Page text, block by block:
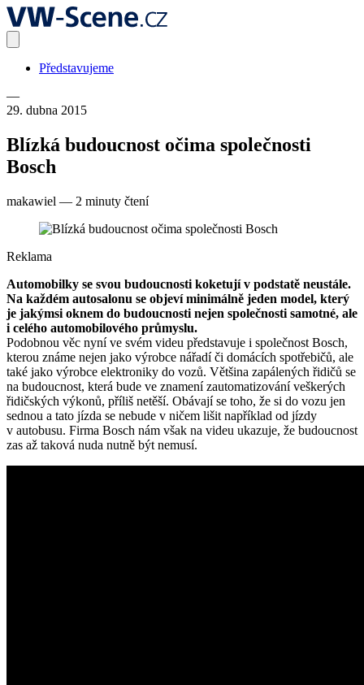
Představujeme
—
29. dubna 2015
Blízká budoucnost očima společnosti
Bosch
makawiel — 2 minuty čtení
Reklama
Automobilky se svou budoucnosti koketují v podstatě neustále.
Na každém autosalonu se objeví minimálně jeden model, který
je jakýmsi oknem do budoucnosti nejen společnosti samotné, ale
i celého automobilového průmyslu.
Podobnou věc nyní ve svém videu představuje i společnost Bosch,
kterou známe nejen jako výrobce nářadí či domácích spotřebičů, ale
také jako výrobce elektroniky do vozů. Většina zapálených řidičů se
na budoucnost, která bude ve znamení zautomatizování veškerých
řidičských výkonů, příliš netěší. Obávají se toho, že si do vozu jen
sednou a tato jízda se nebude v ničem lišit například od jízdy
v autobusu. Firma Bosch nám však na videu ukazuje, že budoucnost
zas až taková nuda nutně být nemusí.